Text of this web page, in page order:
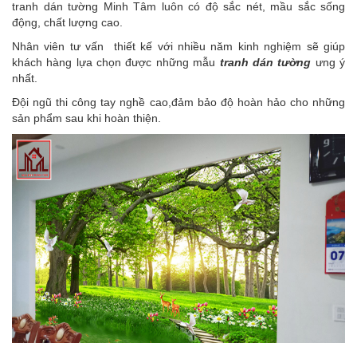
tranh dán tường Minh Tâm luôn có độ sắc nét, mầu sắc sống
động, chất lượng cao.
Nhân viên tư vấn thiết kế với nhiều năm kinh nghiệm sẽ giúp
khách hàng lựa chọn được những mẫu tranh dán tường ưng ý
nhất.
Đội ngũ thi công tay nghề cao,đảm bảo độ hoàn hảo cho những
sản phẩm sau khi hoàn thiện.